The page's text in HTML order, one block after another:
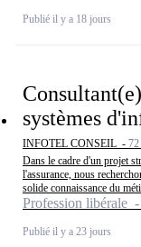
Publié il y a 18 jours
systèmes
INFOTEL CONSEIL -
Dans le cadre d'un projet
l'assurance, nous
solide connaissance du
Profession libérale
Publié il y a 23 jours